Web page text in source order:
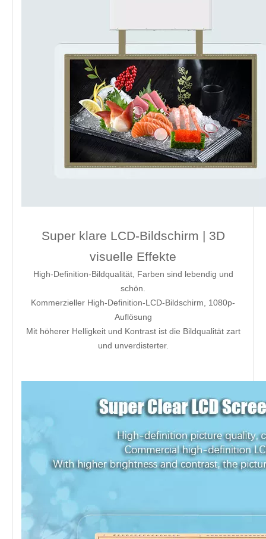
Super klare LCD-Bildschirm | 3D
visuelle Effekte
High-Definition-Bildqualität, Farben sind lebendig und
schön.
Kommerzieller High-Definition-LCD-Bildschirm, 1080p-
Auflösung
Mit höherer Helligkeit und Kontrast ist die Bildqualität zart
und unverdisterter.